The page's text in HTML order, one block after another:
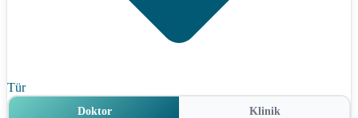
Tür
Doktor Klinik